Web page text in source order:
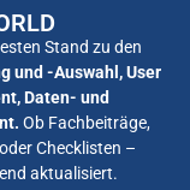
Stand zu den
und -Auswahl, User
Daten- und
Ob Fachbeiträge,
Checklisten –
aktualisiert.